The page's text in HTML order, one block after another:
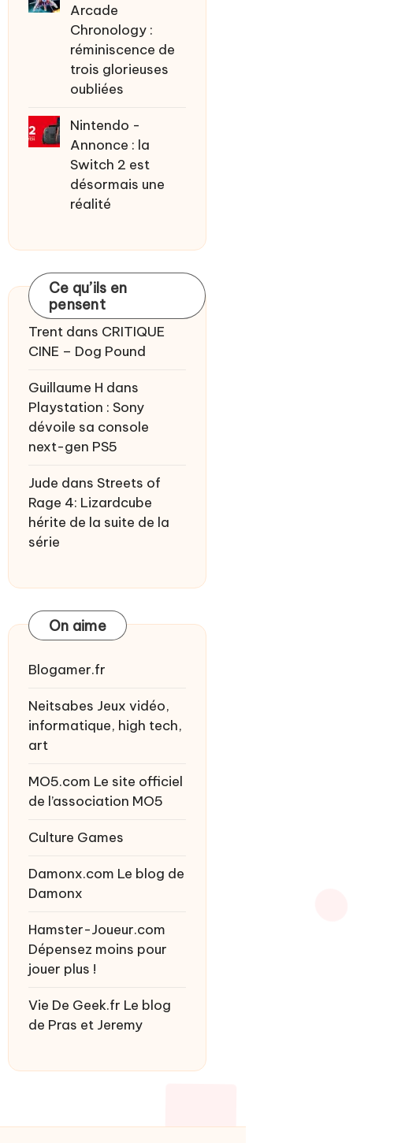
Arcade
Chronology :
réminiscence de
trois glorieuses
oubliées
Nintendo -
Annonce : la
Switch 2 est
désormais une
réalité
Ce qu’ils en
pensent
Trent dans CRITIQUE
CINE – Dog Pound
Guillaume H dans
Playstation : Sony
dévoile sa console
next-gen PS5
Jude dans Streets of
Rage 4: Lizardcube
hérite de la suite de la
série
On aime
Blogamer.fr
Neitsabes Jeux vidéo,
informatique, high tech,
art
MO5.com Le site officiel
de l’association MO5
Culture Games
Damonx.com Le blog de
Damonx
Hamster-Joueur.com
Dépensez moins pour
jouer plus !
Vie De Geek.fr Le blog
de Pras et Jeremy